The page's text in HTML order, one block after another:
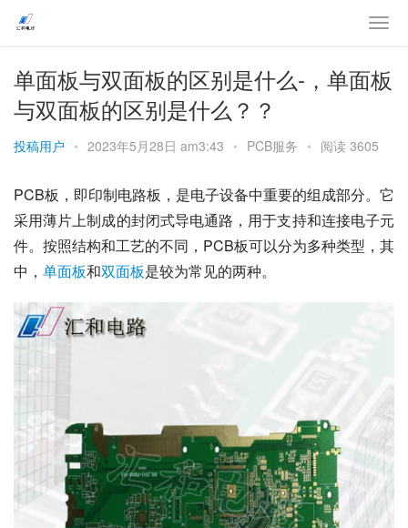
单面板与双面板的区别是什么-，单面板
与双面板的区别是什么？？
投稿用户 • 2023年5月28日 am3:43 • PCB服务 • 阅读 3605
PCB板，即印制电路板，是电子设备中重要的组成部分。它
采用薄片上制成的封闭式导电通路，用于支持和连接电子元
件。按照结构和工艺的不同，PCB板可以分为多种类型，其
中， 单面板和双面板是较为常见的两种。